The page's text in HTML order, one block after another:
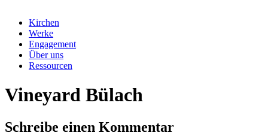
Kirchen
Werke
Engagement
Über uns
Ressourcen
Vineyard Bülach
Schreibe einen Kommentar